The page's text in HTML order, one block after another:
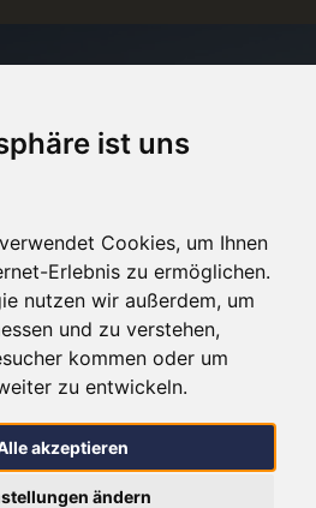
ist uns
Cookies, um Ihnen
Erlebnis zu ermöglichen.
nutzen wir außerdem, um
und zu verstehen,
kommen oder um
zu entwickeln.
akzeptieren
ändern